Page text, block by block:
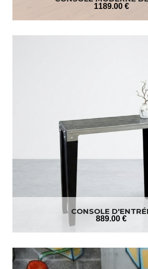
1189.00 €
CONSOLE
889.00 €